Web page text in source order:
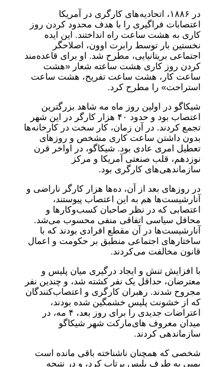
در ۱۸۸۶، اتحادیه‌های کارگری در آمریکا
اعتصابات فراگیری را با هدف محدود کردن روز
کاری به هشت ساعت راه انداختند. این ایده
نخستین بار توسط رابرت اوون، اصلاحگر
اجتماعی بریتانیایی، مطرح شد. او برای قاعده‌مند
کردن روز کاری هشت ساعته شعار «هشت
ساعت کار، هشت ساعت تفریح، هشت ساعت
استراحت» را مطرح کرد.
شیکاگو در اولین روز ماه مه شاهد بزرگترین
اعتصاب بود و حدود ۴۰ هزار کارگر در این شهر
تجمع کردند. در آن زمان، کار سخت در کارخانه‌ها
بدون داشتن ساعت کاری مشخص و روزهای
تعطیل امری عادی بود. شیکاگو، در اواخر قرن
نوزدهم، قلب صنعتی آمریکا و مرکز
سازماندهی‌های کارگری بود.
در روزهای بعد از آن، ده‌ها هزار کارگر ناراضی و
آنارشیست‌ها هم به این اعتصاب پیوستند،
اعتصابی که در نظر صاحبان کسب‌وکارها و
محافل سیاسی اتفاقی منفی محسوب می‌شد.
آنارشیست‌ها در آن مقطع افرادی بودند که با
ساختارهای اجتماعی منطبق بر حکومت و اعمال
قانون مخالفت می‌کردند.
با افزایش تنش و ایجاد درگیری میان پلیس و
معترضان، حداقل یک نفر کشته شد، و چندین نفر
مجروح شدند. رهبران کارگری و اعتصاب‌کنندگان
که از خشونت پلیس خشمگین شده بودند،
اعتراضات جدیدی را برای روز بعد، ۴ مه، در
میدان معروف های‌مارکت شهر شیکاگو
سازماندهی کردند.
شخصی که همچنان ناشناخته باقی مانده است
بمبی به طرف پلیس پرتاب کرد، و در نتیجه